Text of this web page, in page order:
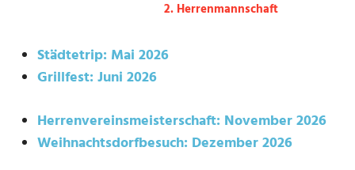
2. Herrenmannschaft
Städtetrip: Mai 2026
Grillfest: Juni 2026
Herrenvereinsmeisterschaft: November 2026
Weihnachtsdorfbesuch: Dezember 2026